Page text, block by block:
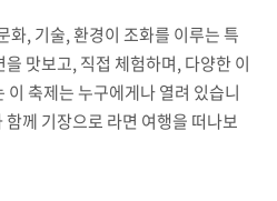
화, 기술, 환경이 조화를 이루는 특
맛보고, 직접 체험하며, 다양한 이
이 축제는 누구에게나 열려 있습니
께 기장으로 라면 여행을 떠나보